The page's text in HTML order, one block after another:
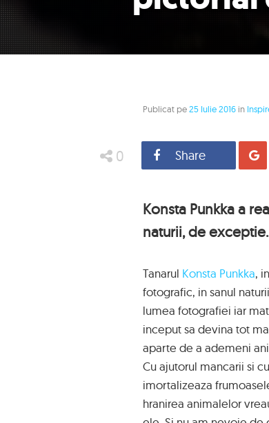
Publicat pe25 Iulie 2016 in
0 Share
Konsta Punkka a
naturii, de exceptie.
Tanarul Konsta Punkka,
fotografic, in sanul
lumea fotografiei iar
inceput sa devina tot
aparte de a ademeni
Cu ajutorul mancarii si
imortalizeaza
hranirea animalelor